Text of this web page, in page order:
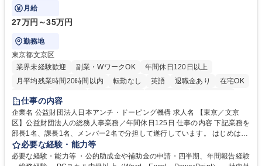
躍いただくことを期待しています。
月給
27万円～35万円
勤務地
東京都文京区
業界未経験歓迎
副業・WワークOK
年間休日120日以上
月平均残業時間20時間以内
転勤なし 英語 退職金あり
在宅OK
賞与あり
育休あり
食事補助あり
仕事の内容
企業名 公益財団法人日本アンチ・ドーピング機構 求人名 【東京／文京
区】公益財団法人の総務人事業務／年間休日125日 仕事の内容 下記業務を
部長1名、課長1名、メンバー2名で分担して遂行しています。 はじめは担
当者として業務を覚えていただき、ゆくゆくはリーダーやマネージャーポ
ジションとして活躍いただくことを期待しています。 【総務・人事グルー
必要な経験・能力等
必要な経験・能力等 ・公的助成金や補助金の申請・四半期、年間報告経験